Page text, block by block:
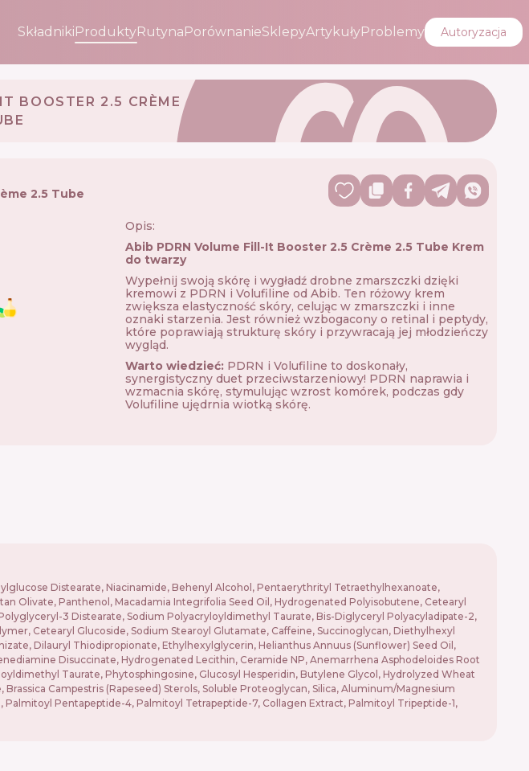
SkładnikiProduktyRutynaPorównanieSklepyArtykułyProblemy Autoryzacja
BOOSTER 2.5 CRÈME
2.5 Tube
Opis:
Abib PDRN Volume Fill-It Booster 2.5 Crème 2.5 Tube Krem
do twarzy
Wypełnij swoją skórę i wygładź drobne zmarszczki dzięki
kremowi z PDRN i Volufiline od Abib. Ten różowy krem
zwiększa elastyczność skóry, celując w zmarszczki i inne
oznaki starzenia. Jest również wzbogacony o retinal i peptydy,
które poprawiają strukturę skóry i przywracają jej młodzieńczy
wygląd.
Warto wiedzieć:PDRN i Volufiline to doskonały,
synergistyczny duet przeciwstarzeniowy! PDRN naprawia i
wzmacnia skórę, stymulując wzrost komórek, podczas gdy
Volufiline ujędrnia wiotką skórę.
Distearate, Niacinamide, Behenyl Alcohol, Pentaerythrityl Tetraethylhexanoate,
Olivate, Panthenol, Macadamia Integrifolia Seed Oil, Hydrogenated Polyisobutene, Cetearyl
3 Distearate, Sodium Polyacryloyldimethyl Taurate, Bis-Diglyceryl Polyacyladipate-2,
Cetearyl Glucoside, Sodium Stearoyl Glutamate, Caffeine, Succinoglycan, Diethylhexyl
Dilauryl Thiodipropionate, Ethylhexylglycerin, Helianthus Annuus (Sunflower) Seed Oil,
Disuccinate, Hydrogenated Lecithin, Ceramide NP, Anemarrhena Asphodeloides Root
Taurate, Phytosphingosine, Glucosyl Hesperidin, Butylene Glycol, Hydrolyzed Wheat
Campestris (Rapeseed) Sterols, Soluble Proteoglycan, Silica, Aluminum/Magnesium
Pentapeptide-4, Palmitoyl Tetrapeptide-7, Collagen Extract, Palmitoyl Tripeptide-1,